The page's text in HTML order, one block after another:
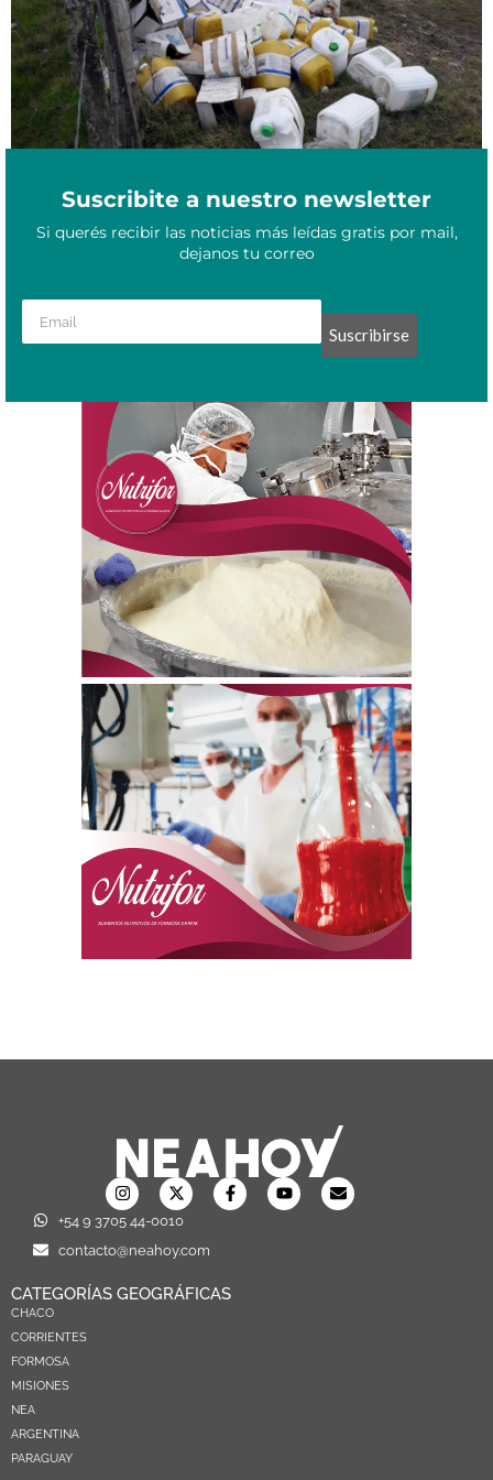
Suscribite a nuestro newsletter
Si querés recibir las noticias más leídas gratis por mail,
dejanos tu correo
Suscribirse
+54 9 3705 44-0010
contacto@neahoy.com
CATEGORÍAS GEOGRÁFICAS
CHACO
CORRIENTES
FORMOSA
MISIONES
NEA
ARGENTINA
PARAGUAY